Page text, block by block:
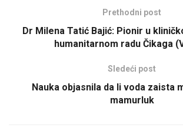
Prethodni post
Dr Milena Tatić Bajić: Pionir u
humanitarnom radu Čikaga
Sledeći post
Nauka objasnila da li voda zaista
mamurluk